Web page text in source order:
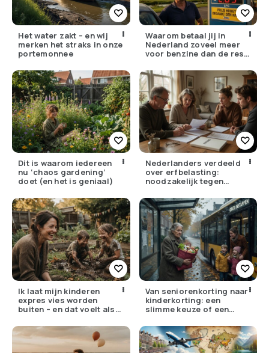
Het water zakt – en wij
merken het straks in onze
portemonnee
Waarom betaal jij in
Nederland zoveel meer
voor benzine dan de rest
Dit is waarom iedereen
nu ‘chaos gardening’
doet (en het is geniaal)
Nederlanders verdeeld
over erfbelasting:
noodzakelijk tegen
Ik laat mijn kinderen
expres vies worden
buiten – en dat voelt als
Van seniorenkorting naar
kinderkorting: een
slimme keuze of een